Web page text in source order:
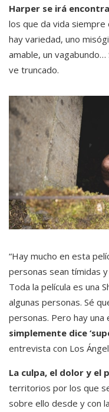
Harper se irá
los que da vida siempre
hay variedad, uno
amable, un
ve truncado.
“Hay mucho en esta
personas sean tímidas
Toda la película es una
algunas personas. Sé
personas. Pero hay
simplemente dice
entrevista con Los
La culpa, el dolor y el
territorios por los que
sobre ello desde y con